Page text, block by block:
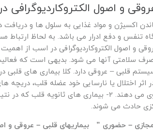
و اصول الکتروکاردیوگرافی
اکسیژن و مواد غذایی به سلول ها و دریافت
تنفس و دفع ادرار می باشد. به لحاظ
و اصول الکتروکاردیوگرافی در اسب از
صرف سلامتی آنها می شود. بدیهی است که
اثر اختلال یا نارسایی خود عضله قلب،
خون رسان به عضله قلب روی می دهند. 2- بیماری های
حادث می شوند.
– حضوری ” بیماریهای قلبی – عروقی و